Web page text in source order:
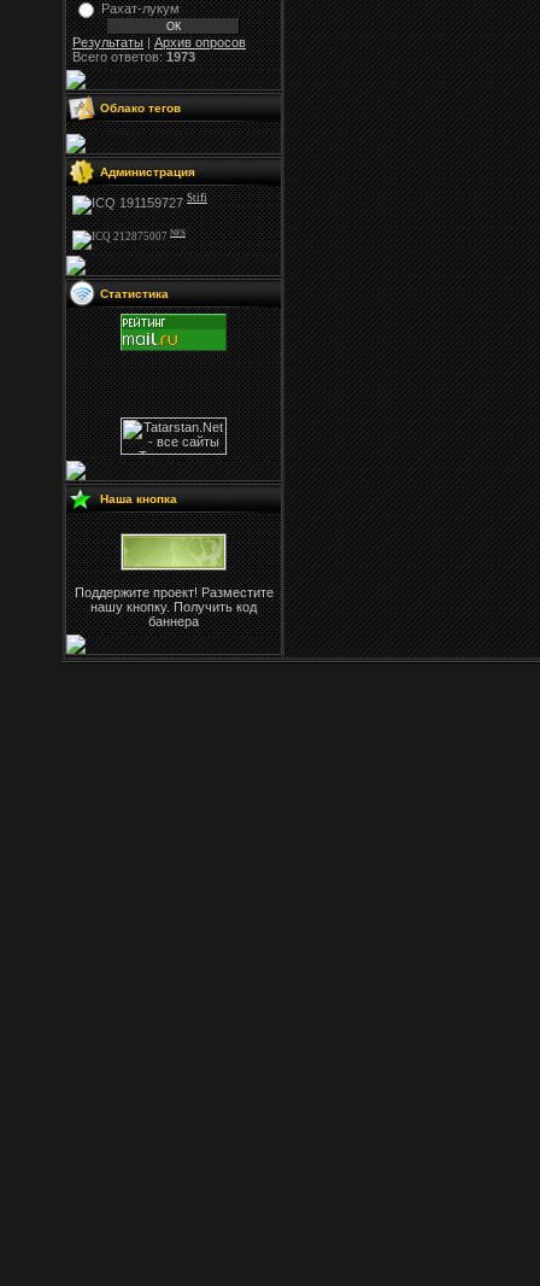
Рахат-лукум
Результаты|Архив опросов
Всего ответов:1973
Облако тегов
Администрация
Stifi
NFS
Статистика
Наша кнопка
Поддержите проект! Разместите
нашу кнопку. Получить код
баннера